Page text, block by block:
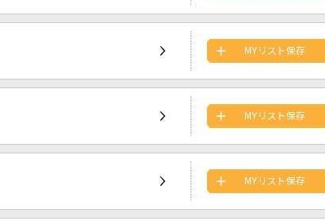
MYリスト保存
MYリスト保存
MYリスト保存